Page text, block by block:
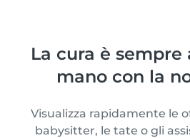
La cura è
mano con la
Visualizza rapidamente le
babysitter, le tate o gli